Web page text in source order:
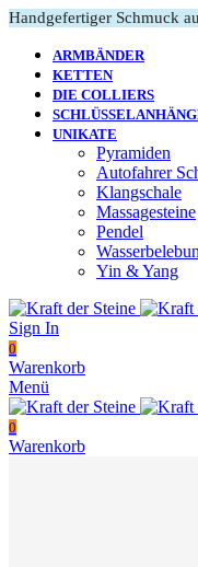
Handgefertiger Schmuck
ARMBÄNDER
KETTEN
DIE COLLIERS
UNIKATE
Pyramiden
Autofahrer
Klangschale
Massagesteine
Pendel
Yin & Yang
Sign In
0
Warenkorb
Menü
0
Warenkorb